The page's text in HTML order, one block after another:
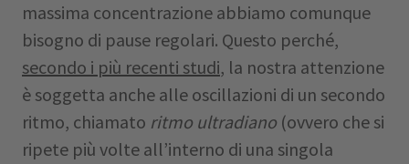
massima concentrazione abbiamo comunque
bisogno di pause regolari. Questo perché,
secondo i più recenti studi, la nostra attenzione
è soggetta anche alle oscillazioni di un secondo
ritmo, chiamato ritmo ultradiano (ovvero che si
ripete più volte all’interno di una singola